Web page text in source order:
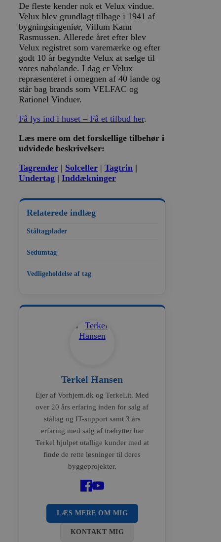
De fleste kender nok et Velux vindue.
Velux blev grundlagt tilbage i 1941 af
bygningsingeniør, Villum Kann
Rasmussen. Allerede året efter blev
Velux registret som varemærke og efter
godt 10 år begyndte Velux at sælge til
vores nabolande. I dag er Velux
repræsenteret i omegnen af 40 lande og
står bag brands som VELFAC og
Rationel Vinduer.
Få lys ind i huset – Få et tilbud her.
Læs mere om det forskellige tilbehør i
udvidede beskrivelser:
Tagrender | Solceller | Tagtrin |
Undertag | Inddækninger
Relaterede indlæg
Ståltagplader
Sedumtag
Vedligeholdelse af tag
Terkel Hansen
Ejer af Vorhjem.dk og TerkeLit. Med
over 20 års erfaring inden for salg af
ståltag og IT-support samt 3 års
erfaring med salg af træhytter har
Terkel hjulpet utallige kunder med at
finde de rette løsninger til deres
byggeprojekter.
LÆS MERE OM MIG
KONTAKT MIG